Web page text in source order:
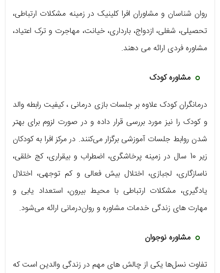
روان شناسان و مشاوران افرا کلینیک در زمینه مشکلات ارتباطی،
تحصیلی، شغلی، ازدواج، بارداری، خیانت، مهاجرت و ترک اعتیاد،
مشاوره فردی ارائه می دهند.
مشاوره کودک
درمانگران کودک علاوه بر جلسات بازی درمانی ، کیفیت رابطه والد
و کودک را نیز مورد بررسی قرار داده و در صورت لزوم برای بهتر
شدن روابط جلسات آموزشی برگزار می‌کنند. در مرکز افرا به کودکان
زیر 10 سال در زمینه پرخاشگری، اضطراب و بیقراری، کج خلقی،
ناسازگاری، لجبازی، اختلال بیش فعالی و کم توجهی، اختلال
یادگیری، مشکلات ارتباطی با محیط بیرون، استعداد یابی و
مهارت های زندگی خدمات مشاوره و روان‌درمانی ارائه می‌شود.
مشاوره نوجوان
تفاوت نسل‌ها یکی از چالش های مهم در زندگی والدین است که